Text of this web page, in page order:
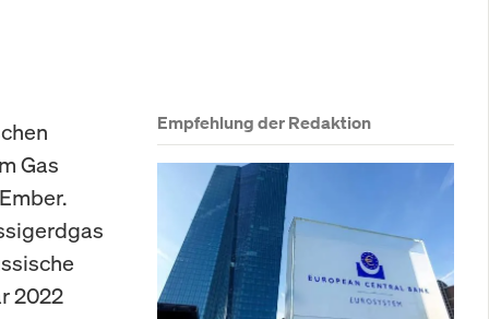
Gas
2022
Empfehlung der Redaktion